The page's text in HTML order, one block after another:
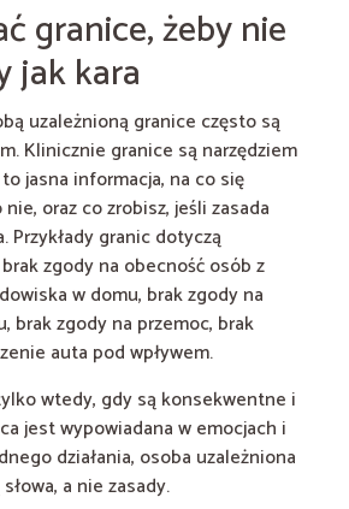
granice, żeby nie
jak kara
uzależnioną granice często są
Klinicznie granice są narzędziem
jasna informacja, na co się
oraz co zrobisz, jeśli zasada
Przykłady granic dotyczą
zgody na obecność osób z
w domu, brak zgody na
brak zgody na przemoc, brak
auta pod wpływem.
wtedy, gdy są konsekwentne i
jest wypowiadana w emocjach i
działania, osoba uzależniona
a nie zasady.